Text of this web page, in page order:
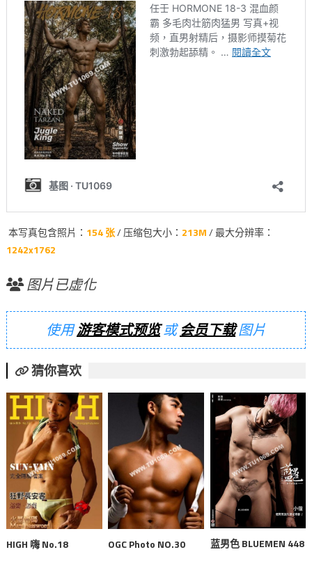
本写真包含照片： 154 张/ 压缩包大小： 213M/ 最大分辨率：
1242x1762
图片已虚化
使用游客模式预览或会员下载图片
猜你喜欢
HIGH 嗨 No.18 OGC Photo NO.30 蓝男色 BLUEMEN 448